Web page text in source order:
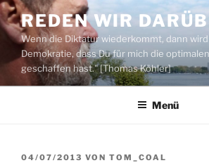
Zum
Inhalt
springen
REDEN WIR
Wenn die Diktatur wiederkommt, dann
Demokratie, dass Du für mich die
geschaffen hast." [Thomas Köhler]
Menü
VERÖFFENTLICHT
04/07/2013 VON TOM_COAL